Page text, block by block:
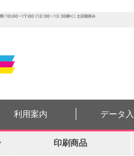
利用案内 データ
印刷商品